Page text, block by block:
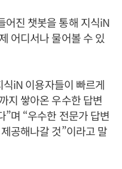
어진 챗봇을 통해 지식iN
어디서나 물어볼 수 있
iN 이용자들이 빠르게
지 쌓아온 우수한 답변
며 “우수한 전문가 답변
공해나갈 것”이라고 말